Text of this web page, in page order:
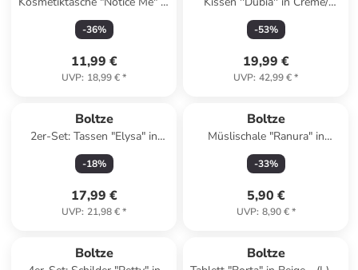
Rosa/ Rot - (B)18 x (H)13 cm
-36%
11,99 €
UVP: 18,99 €*
Grün - (L)45 x (B)45 cm
-53%
19,99 €
UVP: 42,99 €*
Boltze
2er-Set: Tassen "Elysa" in
Blau/ Weiß - 350 ml
-18%
17,99 €
UVP: 21,98 €*
Boltze
Müslischale "Ranura" in
Hellgrau - Ø 12,5 cm
-33%
5,90 €
UVP: 8,90 €*
Boltze Boltze